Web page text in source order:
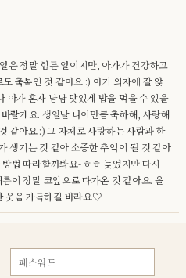
은 정말 힘든 일이지만, 아가가 건강하고
축복인 것 같아요 :) 아기 의자에 잘 앉
아가 혼자 냠냠 맛있게 밥을 먹을 수 있을
랄게요. 생일날 나이만큼 축하해, 사랑해
같아요 :) 그 자체로 사랑하는 사람과 한
생기는 것 같아 소중한 추억이 될 것 같아
법 따라할까봐요- ㅎㅎ 늦었지만 다시
이 정말 코앞으로 다가온 것 같아요. 올
웃음 가득하길 바라요♡